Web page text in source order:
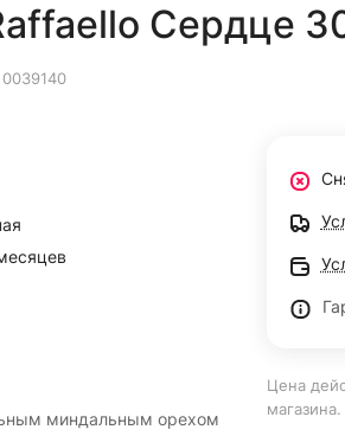
Сердце
0039140
миндальным орехом
Цена
магазина.